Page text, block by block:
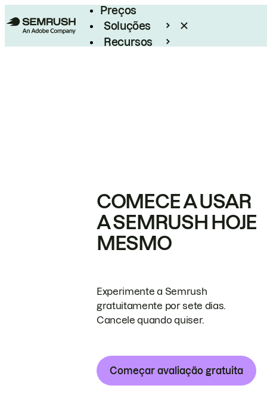
Preços
Soluções
Recursos
COMECE A USAR
A SEMRUSH HOJE
MESMO
Experimente a Semrush
gratuitamente por sete dias.
Cancele quando quiser.
Começar avaliação gratuita